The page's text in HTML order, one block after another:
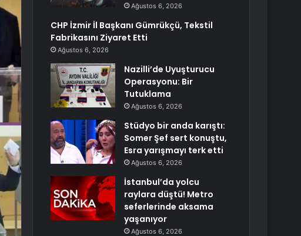
Ağustos 6, 2026
CHP İzmir İl Başkanı Gümrükçü, Tekstil
Fabrikasını Ziyaret Etti
Ağustos 6, 2026
Nazilli’de Uyuşturucu
Operasyonu: Bir
Tutuklama
Ağustos 6, 2026
Stüdyo bir anda karıştı:
Somer Şef sert konuştu,
Esra yarışmayı terk etti
Ağustos 6, 2026
İstanbul’da yolcu
raylara düştü! Metro
seferlerinde aksama
yaşanıyor
Ağustos 6, 2026